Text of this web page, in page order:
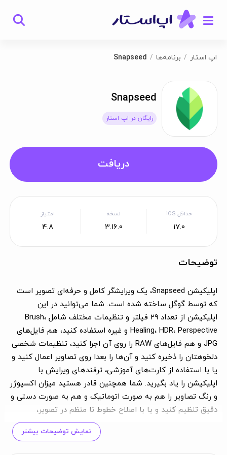
اپ استار برنامه‌ها Snapseed
Snapseed
رایگان در اپ استار
دریافت
حداقل iOS
17.0
نسخه
3.16.0
امتیاز
4.8
توضیحات
اپلیکیشن Snapseed، یک ویرایشگر کامل و حرفه‌ای تصویر است
که توسط گوگل ساخته شده است. شما می‌توانید در این
اپلیکیشن از تعداد ۲۹ فیلتر و تنظیمات مختلف شامل Brush،
Healing، HDR، Perspective و غیره استفاده کنید، هم فایل‌های
JPG و هم فایل‌های RAW را روی آن اجرا کنید، تنظیمات شخصی
دلخوهتان را ذخیره کنید و آن‌ها را بعدا روی تصاویر اعمال کنید و
یا با استفاده از کارت‌های آموزشی، ترفندهای ویرایش با
اپلیکیشن را یاد بگیرید. شما همچنین قادر هستید میزان اکسپوژر
و رنگ تصاویر را هم به صورت اتوماتیک و هم به صورت دستی و
دقیق تنظیم کنید و یا با اصلاح خطوط نا منظم در تصویر،
پرسپکتیو آن‌ها را تمیز و چشم‌نواز از آب در بیاورید. برای افزودن
حالت طبیعی‌تر به ظاهر تصاویر، در Snapseed می‌توانید روی
نمایش توضیحات بیشتر